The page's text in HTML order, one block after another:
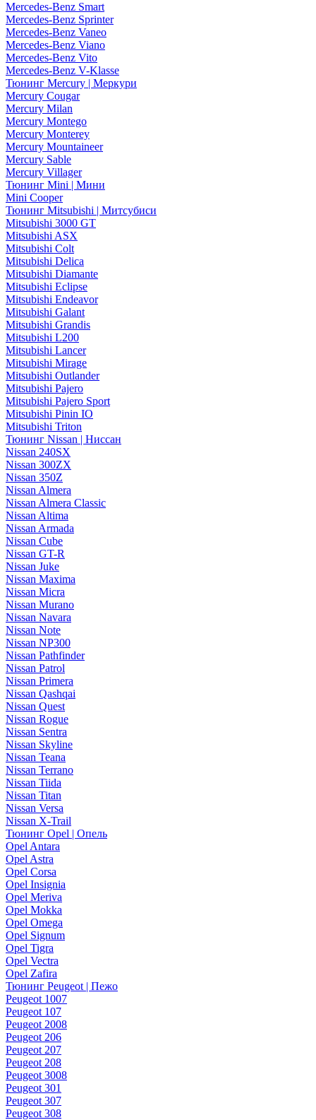
Mercedes-Benz Smart
Mercedes-Benz Sprinter
Mercedes-Benz Vaneo
Mercedes-Benz Viano
Mercedes-Benz Vito
Mercedes-Benz V-Klasse
Тюнинг Mercury | Меркури
Mercury Cougar
Mercury Milan
Mercury Montego
Mercury Monterey
Mercury Mountaineer
Mercury Sable
Mercury Villager
Тюнинг Mini | Мини
Mini Cooper
Тюнинг Mitsubishi | Митсубиси
Mitsubishi 3000 GT
Mitsubishi ASX
Mitsubishi Colt
Mitsubishi Delica
Mitsubishi Diamante
Mitsubishi Eclipse
Mitsubishi Endeavor
Mitsubishi Galant
Mitsubishi Grandis
Mitsubishi L200
Mitsubishi Lancer
Mitsubishi Mirage
Mitsubishi Outlander
Mitsubishi Pajero
Mitsubishi Pajero Sport
Mitsubishi Pinin IO
Mitsubishi Triton
Тюнинг Nissan | Ниссан
Nissan 240SX
Nissan 300ZX
Nissan 350Z
Nissan Almera
Nissan Almera Classic
Nissan Altima
Nissan Armada
Nissan Cube
Nissan GT-R
Nissan Juke
Nissan Maxima
Nissan Micra
Nissan Murano
Nissan Navara
Nissan Note
Nissan NP300
Nissan Pathfinder
Nissan Patrol
Nissan Primera
Nissan Qashqai
Nissan Quest
Nissan Rogue
Nissan Sentra
Nissan Skyline
Nissan Teana
Nissan Terrano
Nissan Tiida
Nissan Titan
Nissan Versa
Nissan X-Trail
Тюнинг Opel | Опель
Opel Antara
Opel Astra
Opel Corsa
Opel Insignia
Opel Meriva
Opel Mokka
Opel Omega
Opel Signum
Opel Tigra
Opel Vectra
Opel Zafira
Тюнинг Peugeot | Пежо
Peugeot 1007
Peugeot 107
Peugeot 2008
Peugeot 206
Peugeot 207
Peugeot 208
Peugeot 3008
Peugeot 301
Peugeot 307
Peugeot 308